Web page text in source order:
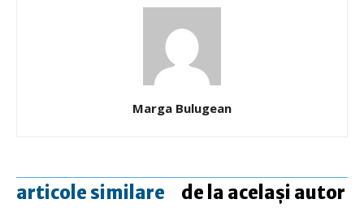
Marga Bulugean
articole similare de la același autor